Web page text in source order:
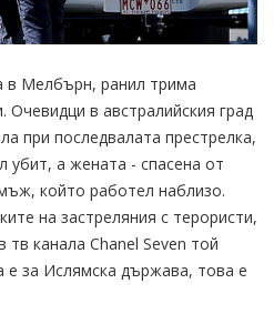
в Мелбърн, ранил трима
в австралийския град
при последвалата престрелка,
убит, а жената - спасена от
който работел наблизо.
на застреляния с терористи,
канала Chanel Seven той
е за Ислямска държава, това е